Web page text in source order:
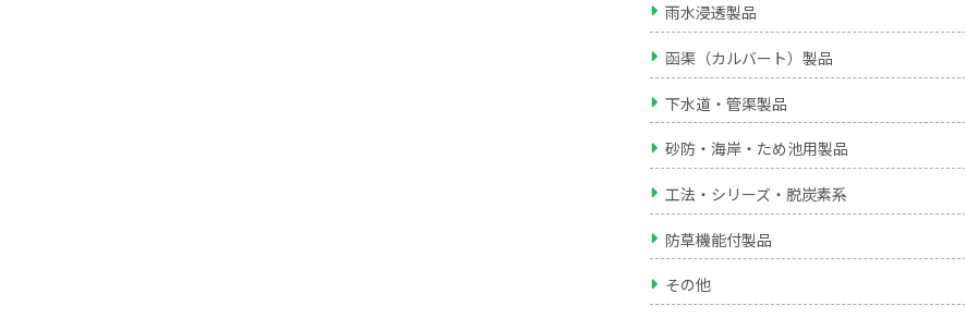
雨水浸透製品
函渠（カルバート）製品
下水道・管渠製品
砂防・海岸・ため池用製品
工法・シリーズ・脱炭素系
防草機能付製品
その他